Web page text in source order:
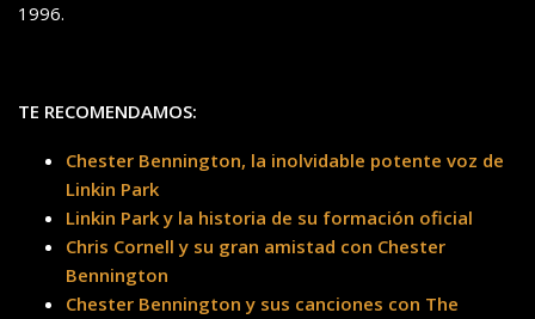
1996.
TE RECOMENDAMOS:
Chester Bennington, la inolvidable potente voz de
Linkin Park
Linkin Park y la historia de su formación oficial
Chris Cornell y su gran amistad con Chester
Bennington
Chester Bennington y sus canciones con The